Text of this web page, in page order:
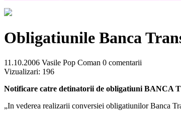
Obligatiunile Banca
11.10.2006 Vasile Pop Coman 0 comentarii
Vizualizari: 196
Notificare catre detinatorii de obligatiuni BANCA
„In vederea realizarii conversiei obligatiunilor Banca